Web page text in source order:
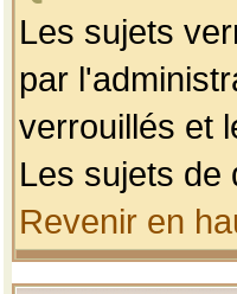
Les sujets
par
verrouillés et
Les sujets de
Revenir en